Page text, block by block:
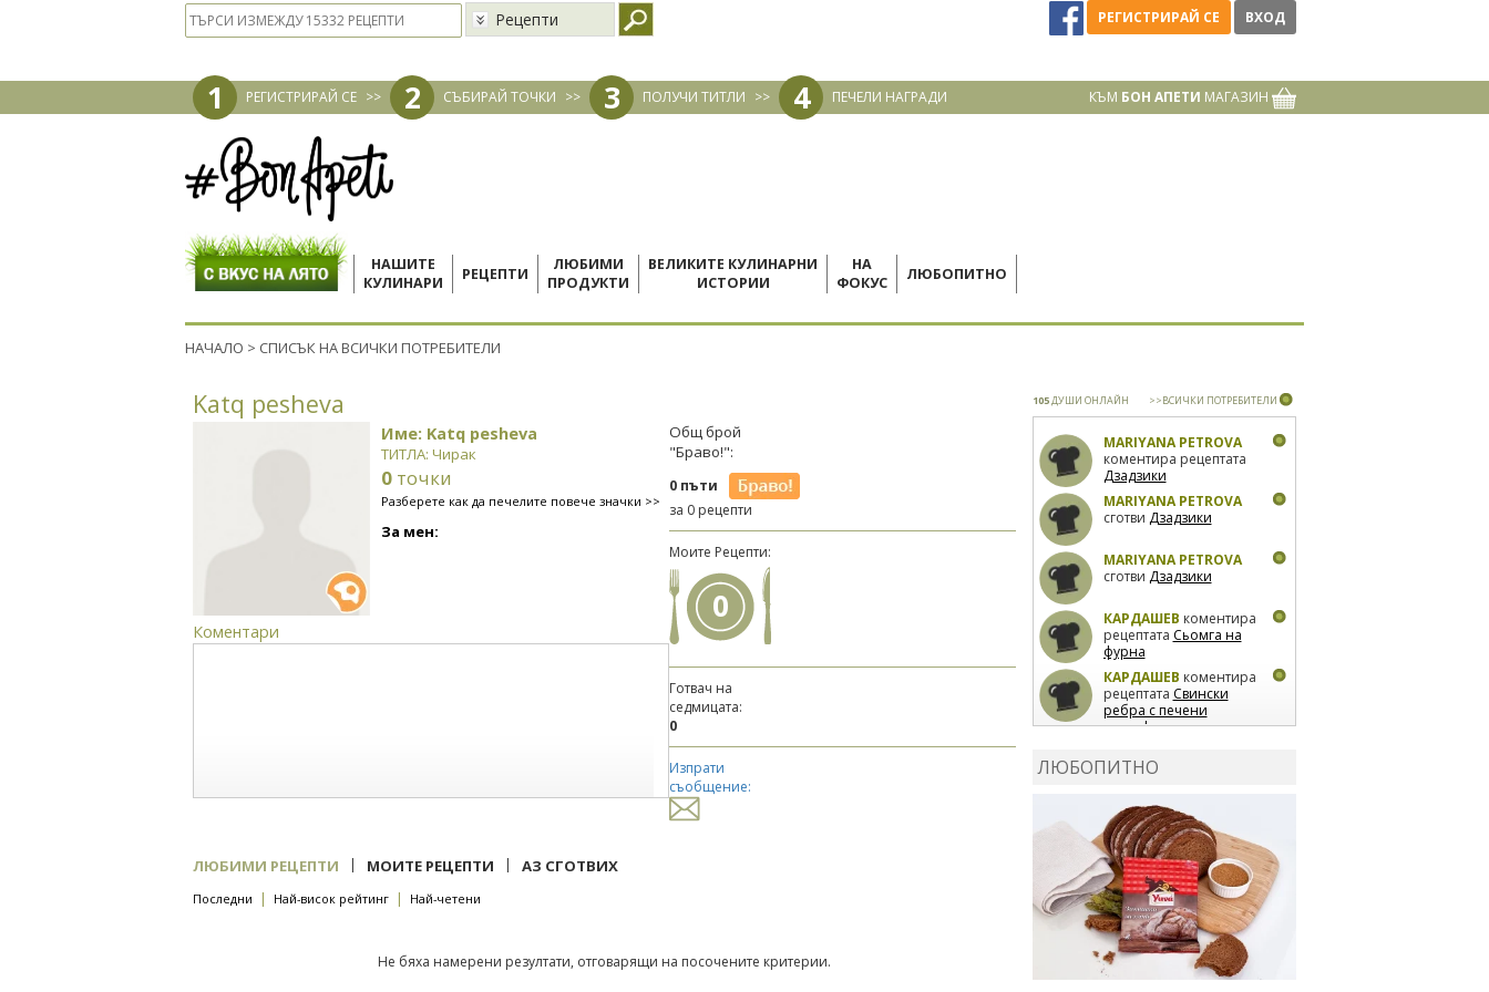
Рецепти РЕГИСТРИРАЙ СЕ ВХОД
1 РЕГИСТРИРАЙ СЕ >> 2 СЪБИРАЙ ТОЧКИ >> 3 ПОЛУЧИ ТИТЛИ >> 4 ПЕЧЕЛИ НАГРАДИ КЪМ БОН АПЕТИ МАГАЗИН
НАШИТЕ
КУЛИНАРИ
РЕЦЕПТИ
ЛЮБИМИ
ПРОДУКТИ
ВЕЛИКИТЕ КУЛИНАРНИ
ИСТОРИИ
НА
ФОКУС
ЛЮБОПИТНО
НАЧАЛО > СПИСЪК НА ВСИЧКИ ПОТРЕБИТЕЛИ
Katq pesheva
Име: Katq pesheva
ТИТЛА: Чирак
0 точки
Разберете как да печелите повече значки >>
За мен:
Коментари
Общ брой
"Браво!":
0 пъти
за 0 рецепти
Моите Рецепти:
0
Готвач на
седмицата:
0
Изпрати
съобщение:
ЛЮБИМИ РЕЦЕПТИ | МОИТЕ РЕЦЕПТИ | АЗ СГОТВИХ
Последни | Най-висок рейтинг | Най-четени
Не бяха намерени резултати, отговарящи на посочените критерии.
105ДУШИ ОНЛАЙН >>ВСИЧКИ ПОТРЕБИТЕЛИ
MARIYANA PETROVA
коментира рецептата
Дзадзики
MARIYANA PETROVA
сготви Дзадзики
MARIYANA PETROVA
сготви Дзадзики
КАРДАШЕВ коментира
рецептата Сьомга на
фурна
КАРДАШЕВ коментира
рецептата Свински
ребра с печени
картофи
лимон
коментира рецептата
Киноа със зеленчуци
ЛЮБОПИТНО